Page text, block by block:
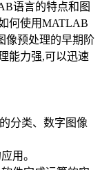
语言的特点和图
何使用MATLAB
像预处理的早期阶
能力强,可以迅速
分类、数字图像
用。